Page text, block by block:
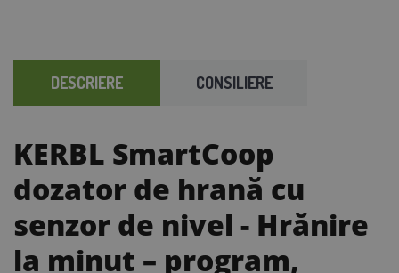
DESCRIERE CONSILIERE
KERBL SmartCoop
dozator de hrană cu
senzor de nivel - Hrănire
la minut – program,